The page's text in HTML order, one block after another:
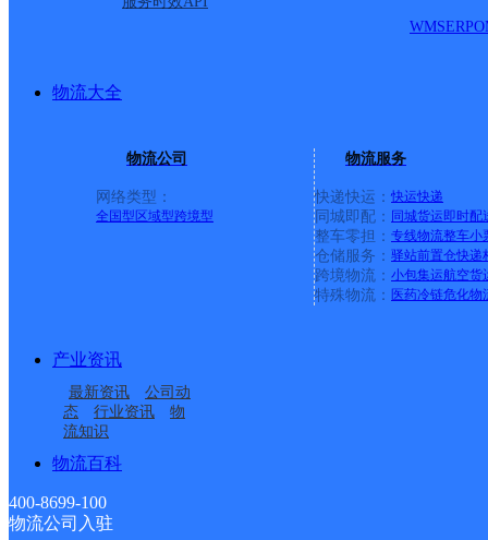
WMSERP
物流大全
物流公司
网络类型：
全国型 区域型跨境型
物流服务
快递快运： 快运快递
同城即配： 同城货运即时配
整车零担： 专线物流整车小
仓储服务： 驿站前置仓快递
跨境物流： 小包集运航空货
特殊物流： 医药冷链危化物
产业资讯
最新资讯
公司动
态
行业资讯
物
流知识
物流百科
400-8699-100
物流公司入驻
部
吉林白城公司平台镇分
部
吉林白城公司胜利区分
部
吉林白城公司工业园区
碧桂园分部
吉林白城公司新城区分
部
白城洮北区瑞光北街营